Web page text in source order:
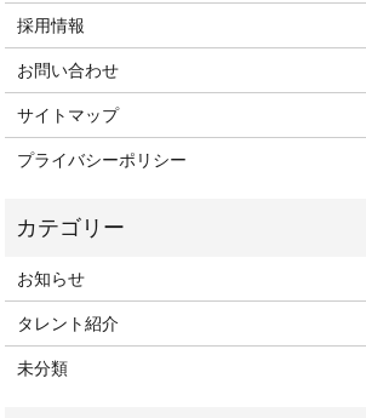
採用情報
お問い合わせ
サイトマップ
プライバシーポリシー
お知らせ
タレント紹介
未分類